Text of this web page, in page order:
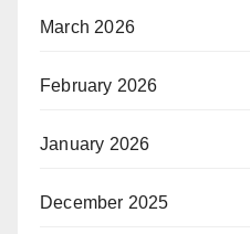
March 2026
February 2026
January 2026
December 2025